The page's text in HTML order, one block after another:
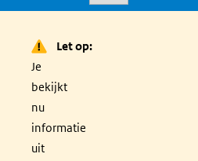
inhoud
Let op:
Je
bekijkt
nu
informatie
uit